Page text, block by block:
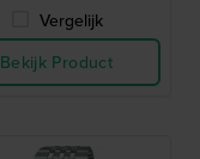
Vergelijk
Bekijk Product